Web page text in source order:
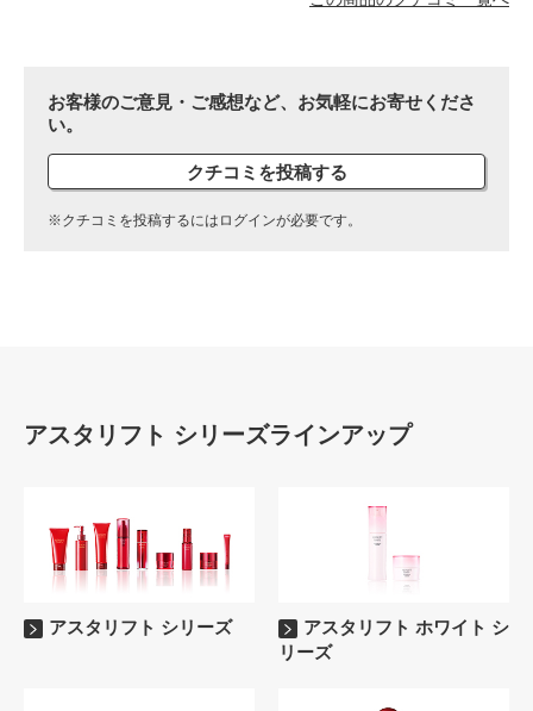
お客様のご意見・ご感想など、お気軽にお寄せくださ
い。
クチコミを投稿する
※クチコミを投稿するにはログインが必要です。
アスタリフト シリーズラインアップ
アスタリフト シリーズ
アスタリフト ホワイト シ
リーズ